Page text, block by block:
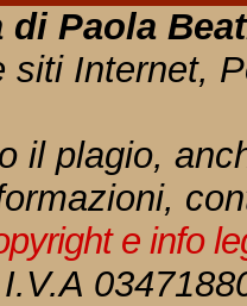
di Paola
siti Internet,
il plagio,
e info